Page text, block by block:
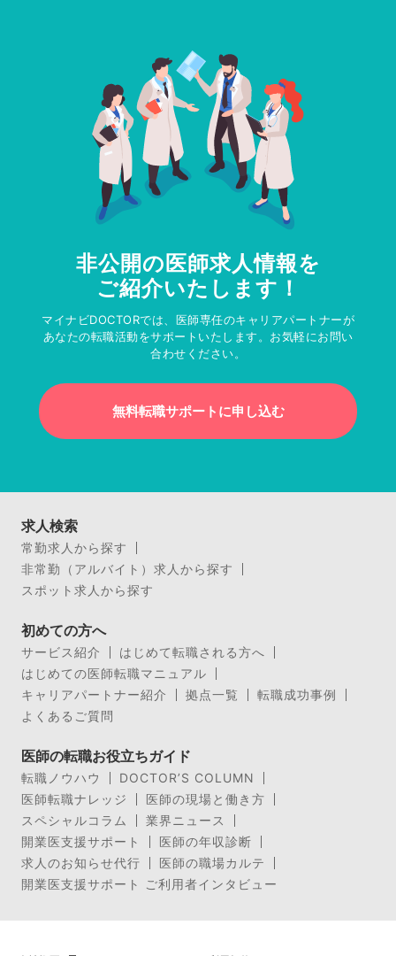
非公開の医師求人情報を
ご紹介いたします！
マイナビDOCTORでは、医師専任のキャリアパートナーが
あなたの転職活動をサポートいたします。お気軽にお問い
合わせください。
無料転職サポートに申し込む
求人検索
常勤求人から探す
非常勤（アルバイト）求人から探す
スポット求人から探す
初めての方へ
サービス紹介
はじめて転職される方へ
はじめての医師転職マニュアル
キャリアパートナー紹介
拠点一覧
転職成功事例
よくあるご質問
医師の転職お役立ちガイド
転職ノウハウ
DOCTOR’S COLUMN
医師転職ナレッジ
医師の現場と働き方
スペシャルコラム
業界ニュース
開業医支援サポート
医師の年収診断
求人のお知らせ代行
医師の職場カルテ
開業医支援サポート ご利用者インタビュー